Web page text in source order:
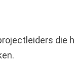
die